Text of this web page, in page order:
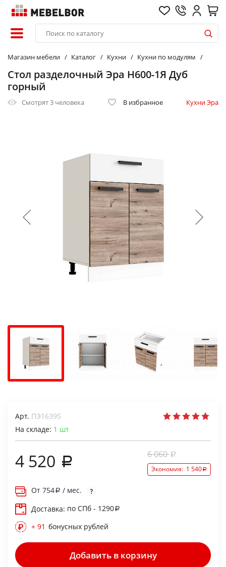
Магазин мебели Каталог Кухни Кухни по модулям
Стол разделочный Эра Н600-1Я Дуб
горный
Смотрят3 человека В избранное Кухни Эра
Арт. ПЭ16395
На складе: 1 шт
4 520 6 060
Экономия: 1 540
От 754
/ мес.
Доставка: по СПб - 1290
+ 91 бонусных рублей
Добавить в корзину